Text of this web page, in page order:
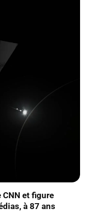
CNN et figure
à 87 ans